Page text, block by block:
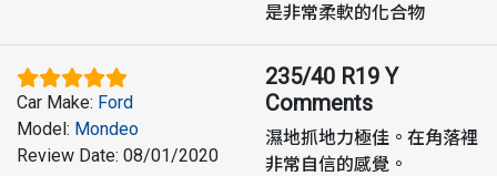
是非常柔軟的化合物
Car Make: Ford
Model: Mondeo
Review Date: 08/01/2020
235/40 R19 Y
Comments
濕地抓地力極佳。在角落裡
非常自信的感覺。